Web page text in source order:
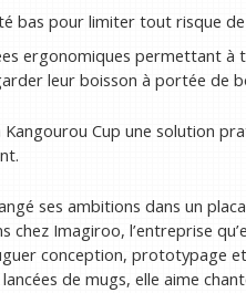
bas pour limiter tout risque
ergonomiques permettant à
leur boisson à portée de
Cup une solution
ses ambitions dans un
chez Imagiroo, l’entreprise
conception, prototypage
de mugs, elle aime